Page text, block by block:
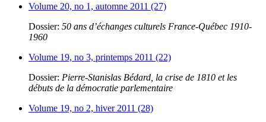
Volume 20, no 1, automne 2011 (27)
Dossier: 50 ans d’échanges culturels France-Québec 1910-
1960
Volume 19, no 3, printemps 2011 (22)
Dossier: Pierre-Stanislas Bédard, la crise de 1810 et les
débuts de la démocratie parlementaire
Volume 19, no 2, hiver 2011 (28)